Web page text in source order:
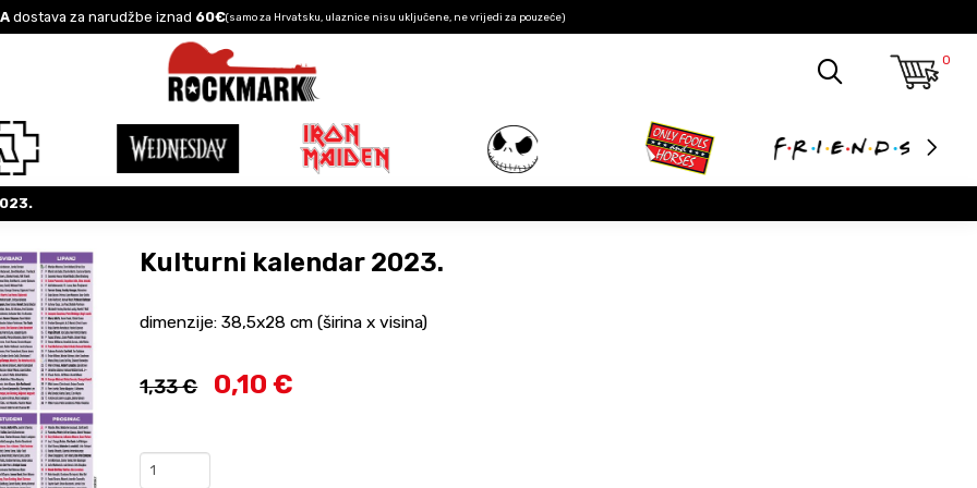
dostava za narudžbe iznad 60€(samo za Hrvatsku, ulaznice nisu uključene, ne vrijedi za pouzeće)
0
Kulturni kalendar 2023.
dimenzije: 38,5x28 cm (širina x visina)
1,33 € 0,10 €